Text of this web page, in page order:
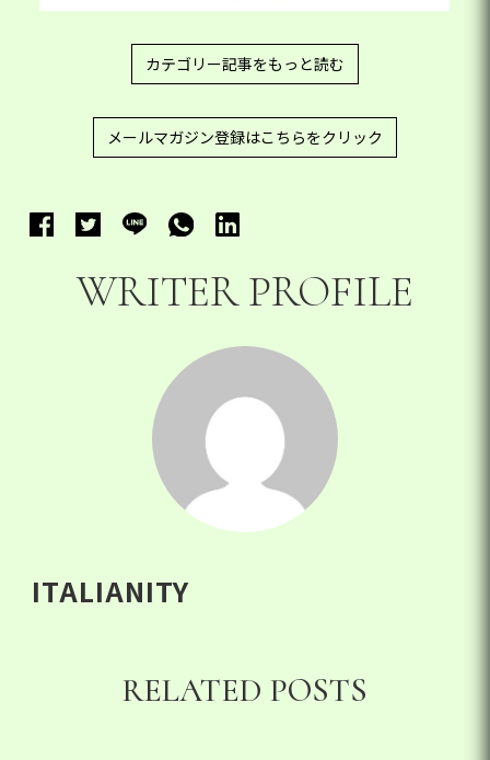
カテゴリー記事をもっと読む
メールマガジン登録はこちらをクリック
WRITER PROFILE
ITALIANITY
RELATED POSTS